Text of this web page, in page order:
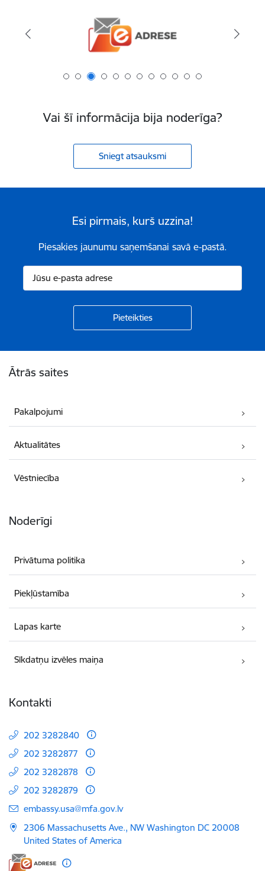
Vai šī informācija bija noderīga?
Sniegt atsauksmi
Esi pirmais, kurš uzzina!
Piesakies jaunumu saņemšanai savā e-pastā.
Ātrās saites
Pakalpojumi
Aktualitātes
Vēstniecība
Noderīgi
Privātuma politika
Piekļūstamība
Lapas karte
Sīkdatņu izvēles maiņa
Kontakti
202 3282840
202 3282877
202 3282878
202 3282879
E-pasts:
embassy.usa@mfa.gov.lv
2306 Massachusetts Ave., NW Washington DC 20008
United States of America